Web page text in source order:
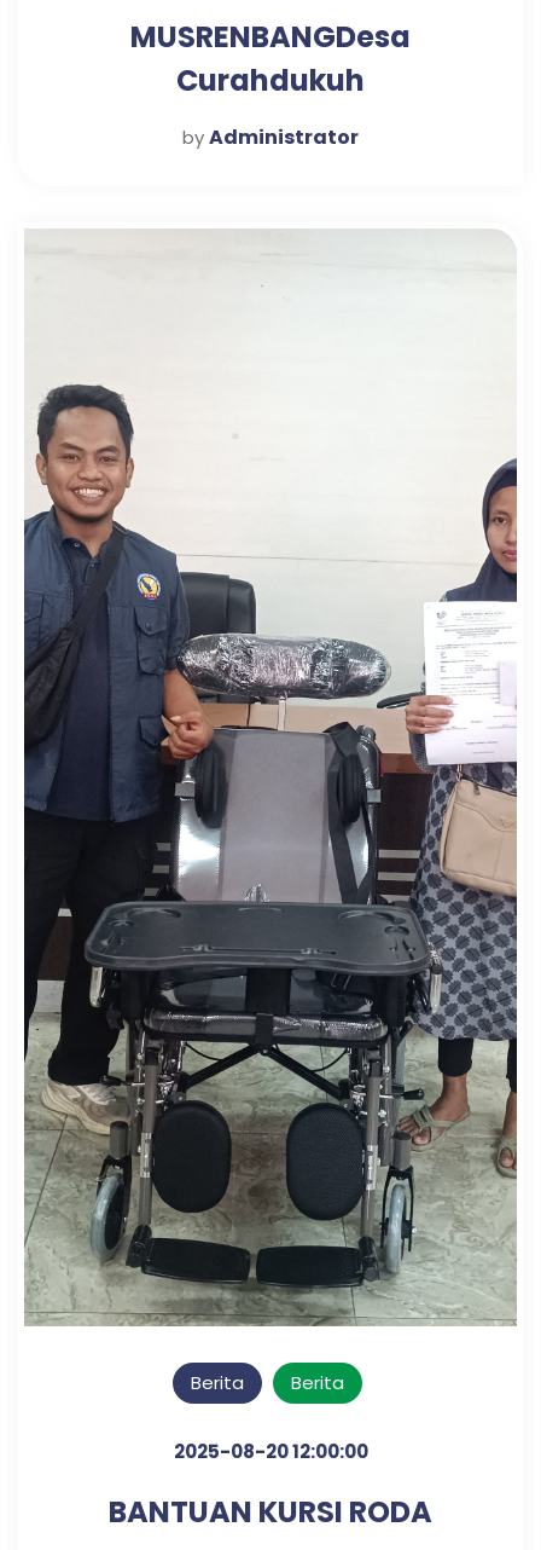
MUSRENBANGDesa
Curahdukuh
byAdministrator
Berita Berita
2025-08-20 12:00:00
BANTUAN KURSI RODA